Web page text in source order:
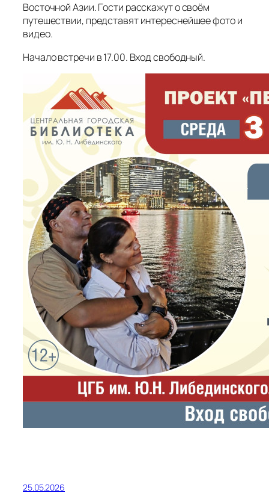
Восточной Азии. Гости расскажут о своём
путешествии, представят интереснейшее фото и
видео.
Начало встречи в 17.00. Вход свободный.
25.05.2026